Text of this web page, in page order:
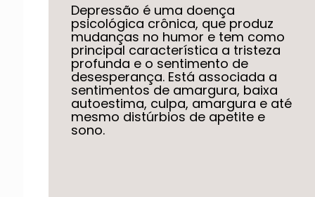
Depressão é uma doença
psicológica crônica, que produz
mudanças no humor e tem como
principal característica a tristeza
profunda e o sentimento de
desesperança. Está associada a
sentimentos de amargura, baixa
autoestima, culpa, amargura e até
mesmo distúrbios de apetite e
sono.